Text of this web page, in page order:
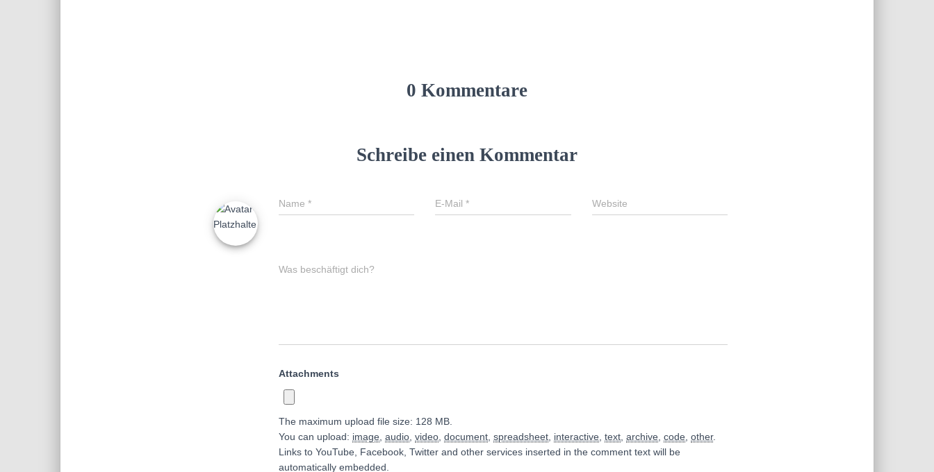
0 Kommentare
Schreibe einen Kommentar
Name * E-Mail* Website
Was beschäftigt dich?
Attachments
The maximum upload file size: 128 MB.
You can upload: image audio video document spreadsheet interactive text archive code other.
Links to YouTube, Facebook, Twitter and other services inserted in the comment text will be
automatically embedded.